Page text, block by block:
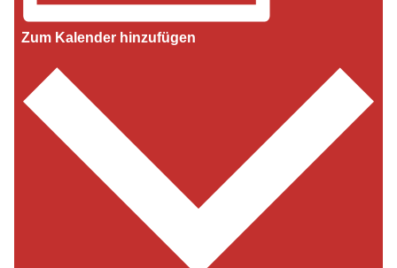
Zum Kalender hinzufügen